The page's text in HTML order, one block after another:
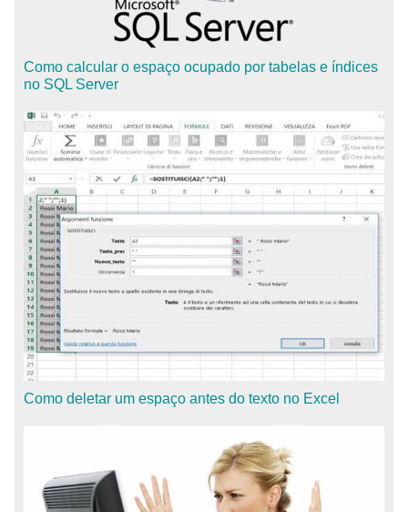
Como calcular o espaço ocupado por tabelas e índices
no SQL Server
Como deletar um espaço antes do texto no Excel